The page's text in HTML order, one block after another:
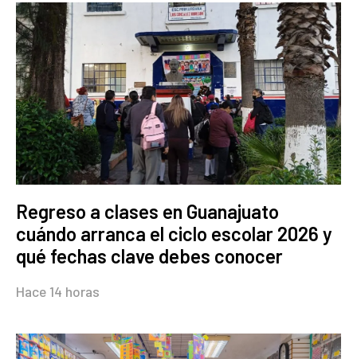
Regreso a clases en Guanajuato
cuándo arranca el ciclo escolar 2026 y
qué fechas clave debes conocer
Hace 14 horas